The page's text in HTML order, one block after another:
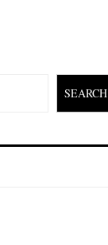
SEARCH